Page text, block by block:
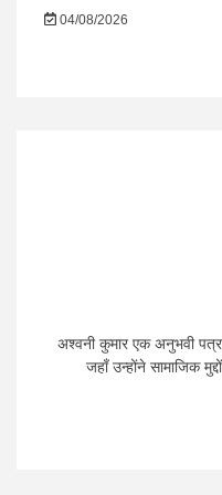
04/08/2026
अश्वनी कुमार एक अनुभवी
जहाँ उन्होंने सामाजिक